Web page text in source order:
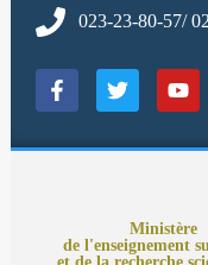
023-23-80-57/
Ministère
de l'enseignement